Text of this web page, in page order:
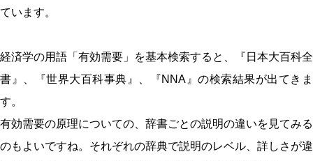
ています。
経済学の用語「有効需要」を基本検索すると、『日本大百科全
書』、『世界大百科事典』、『NNA』の検索結果が出てきま
す。
有効需要の原理についての、辞書ごとの説明の違いを見てみる
のもよいですね。それぞれの辞典で説明のレベル、詳しさが違